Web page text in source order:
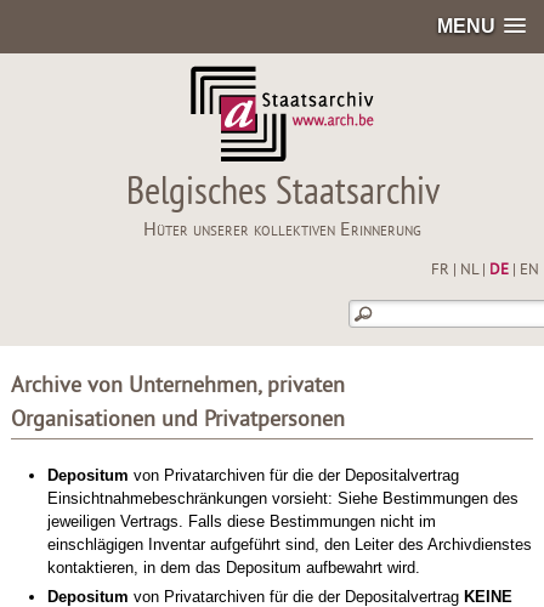
MENU
Belgisches Staatsarchiv
Hüter unserer kollektiven Erinnerung
FR NL| DE| EN
Archive von Unternehmen, privaten
Organisationen und Privatpersonen
Depositum von Privatarchiven für die der Depositalvertrag
Einsichtnahmebeschränkungen vorsieht: Siehe Bestimmungen des
jeweiligen Vertrags. Falls diese Bestimmungen nicht im
einschlägigen Inventar aufgeführt sind, den Leiter des Archivdienstes
kontaktieren, in dem das Depositum aufbewahrt wird.
Depositum von Privatarchiven für die der Depositalvertrag KEINE